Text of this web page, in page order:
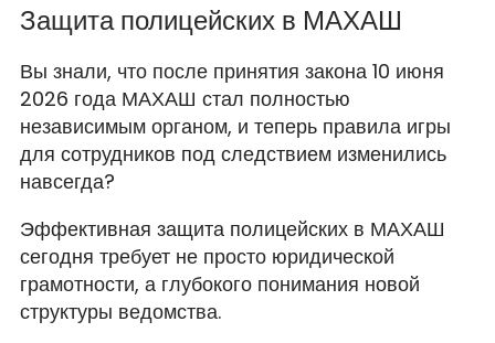
Защита полицейских в МАХАШ
Вы знали, что после принятия закона 10 июня
2026 года МАХАШ стал полностью
независимым органом, и теперь правила игры
для сотрудников под следствием изменились
навсегда?
Эффективная защита полицейских в МАХАШ
сегодня требует не просто юридической
грамотности, а глубокого понимания новой
структуры ведомства.